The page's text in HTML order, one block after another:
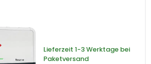
Lieferzeit 1-3 Werktage bei
Paketversand